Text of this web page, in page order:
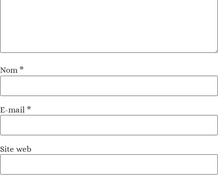
Nom *
E-mail *
Site web